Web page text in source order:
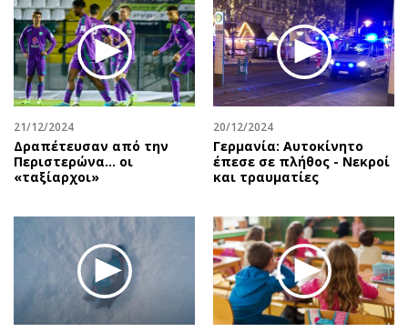
21/12/2024
Δραπέτευσαν από την
Περιστερώνα… οι
«ταξίαρχοι»
20/12/2024
Γερμανία: Αυτοκίνητο
έπεσε σε πλήθος - Νεκροί
και τραυματίες